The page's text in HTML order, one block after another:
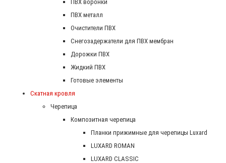
ПВХ воронки
ПВХ металл
Очистители ПВХ
Снегозадержатели для ПВХ мембран
Дорожки ПВХ
Жидкий ПВХ
Готовые элементы
Скатная кровля
Черепица
Композитная черепица
Планки прижимные для черепицы Luxard
LUXARD ROMAN
LUXARD CLASSIC